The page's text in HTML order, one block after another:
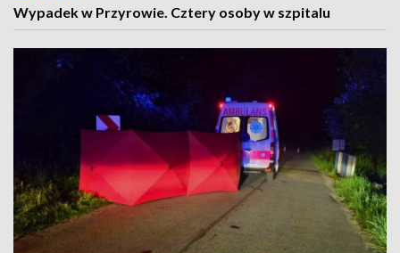
Wypadek w Przyrowie. Cztery osoby w szpitalu